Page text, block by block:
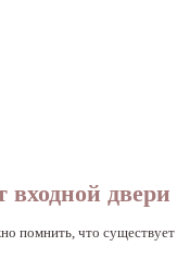
входной двери
помнить, что